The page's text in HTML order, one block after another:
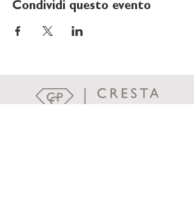
Condividi questo evento